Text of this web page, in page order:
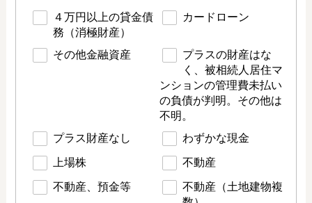
４万円以上の貸金債
務（消極財産）
カードローン
その他金融資産
プラスの財産はな
く、被相続人居住マ
ンションの管理費未払い
の負債が判明。その他は
不明。
プラス財産なし
わずかな現金
上場株 不動産
不動産、預金等
不動産（土地建物複